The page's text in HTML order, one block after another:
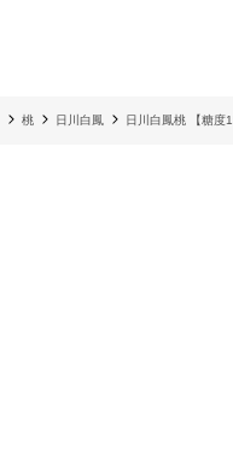
桃 日川白鳳 日川白鳳桃 【糖度